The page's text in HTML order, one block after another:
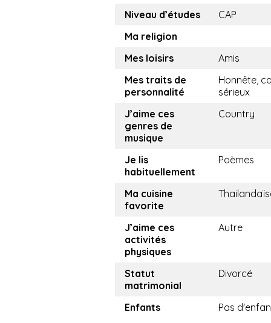
Niveau d’études
CAP
Ma religion
Mes loisirs
Amis
Mes traits de
personnalité
Honnête,
sérieux
J’aime ces
genres de
musique
Country
Je lis
habituellement
Poèmes
Ma cuisine
favorite
J’aime ces
activités
physiques
Autre
Statut
matrimonial
Divorcé
Enfants Pas